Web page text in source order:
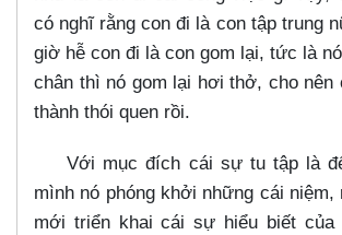
có nghĩ rằng con đi là con tập trung
giờ hễ con đi là con gom lại, tức là
chân thì nó gom lại hơi thở, cho nên
thành thói quen rồi.
Với mục đích cái sự tu tập là
mình nó phóng khởi những cái
mới triển khai cái sự hiểu biết của